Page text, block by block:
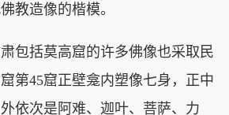
教造像的楷模。
括莫高窟的许多佛像也采取民
第45窟正壁龛内塑像七身，正中
依次是阿难、迦叶、菩萨、力